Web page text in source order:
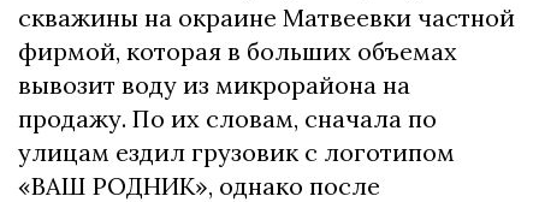
скважины на окраине Матвеевки частной
фирмой, которая в больших объемах
вывозит воду из микрорайона на
продажу. По их словам, сначала по
улицам ездил грузовик с логотипом
«ВАШ РОДНИК», однако после